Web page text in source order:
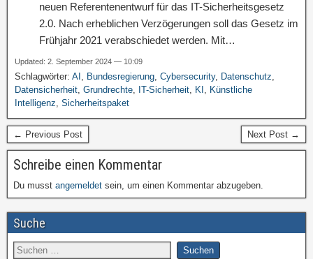
neuen Referentenentwurf für das IT-Sicherheitsgesetz
2.0. Nach erheblichen Verzögerungen soll das Gesetz im
Frühjahr 2021 verabschiedet werden. Mit…
Updated: 2. September 2024 — 10:09
Schlagwörter: AI , Bundesregierung, Cybersecurity, Datenschutz,
Datensicherheit, Grundrechte, IT-Sicherheit, KI , Künstliche
Intelligenz, Sicherheitspaket
← Previous Post Next Post →
Schreibe einen Kommentar
Du musst angemeldet sein, um einen Kommentar abzugeben.
Suche